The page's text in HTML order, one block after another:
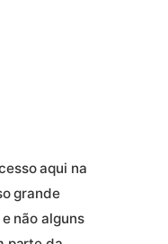
aqui na
grande
não alguns